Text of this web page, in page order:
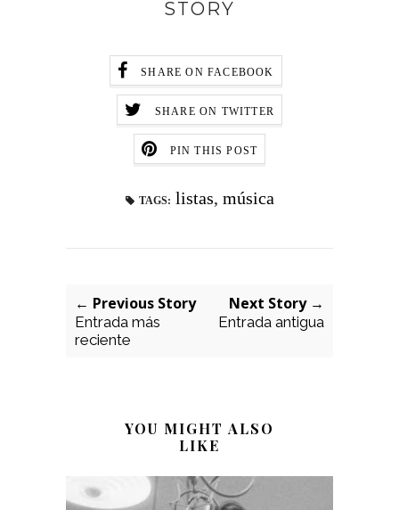
STORY
SHARE ON FACEBOOK
SHARE ON TWITTER
PIN THIS POST
TAGS: listas, música
← Previous Story
Entrada más
reciente
Next Story →
Entrada antigua
YOU MIGHT ALSO
LIKE